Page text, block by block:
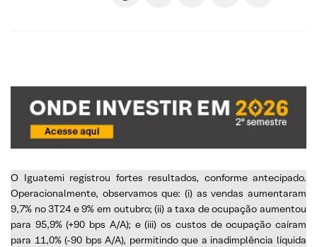
O Iguatemi registrou fortes resultados, conforme antecipado.
Operacionalmente, observamos que: (i) as vendas aumentaram
9,7% no 3T24 e 9% em outubro; (ii) a taxa de ocupação aumentou
para 95,9% (+90 bps A/A); e (iii) os custos de ocupação caíram
para 11,0% (-90 bps A/A), permitindo que a inadimplência líquida